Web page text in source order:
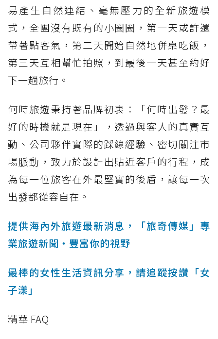
易產生自然連結、毫無壓力的全新旅遊模
式，全團沒有既有的小圈圈，第一天或許還
帶著點客氣，第二天開始自然地併桌吃飯，
第三天互相幫忙拍照，到最後一天甚至約好
下一趟旅行。
何時旅遊秉持著品牌初衷：「何時出發？最
好的時機就是現在」，透過與客人的真實互
動、公司夥伴實際的踩線經驗、密切關注市
場脈動，致力於設計出貼近客戶的行程，成
為每一位旅客在外最堅實的後盾，讓每一次
出發都從容自在。
提供海內外旅遊最新消息，「旅奇傳媒」專
業旅遊新聞‧豐富你的視野
最棒的女性生活資訊分享，請追蹤按讚「女
子漾」
精華 FAQ